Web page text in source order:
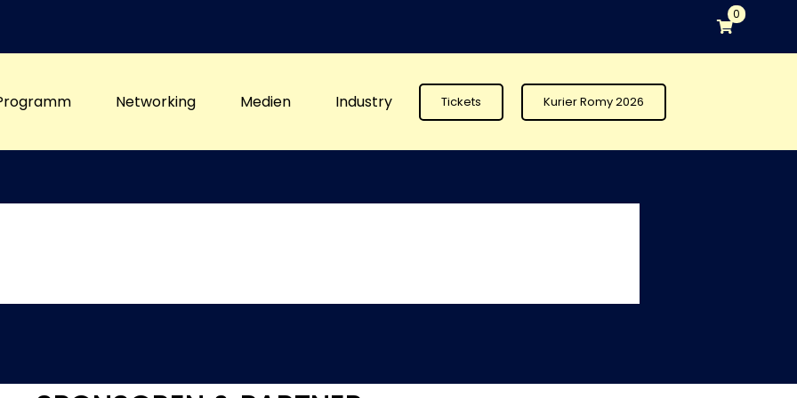
0
Networking Medien Industry Tickets Kurier Romy 2026